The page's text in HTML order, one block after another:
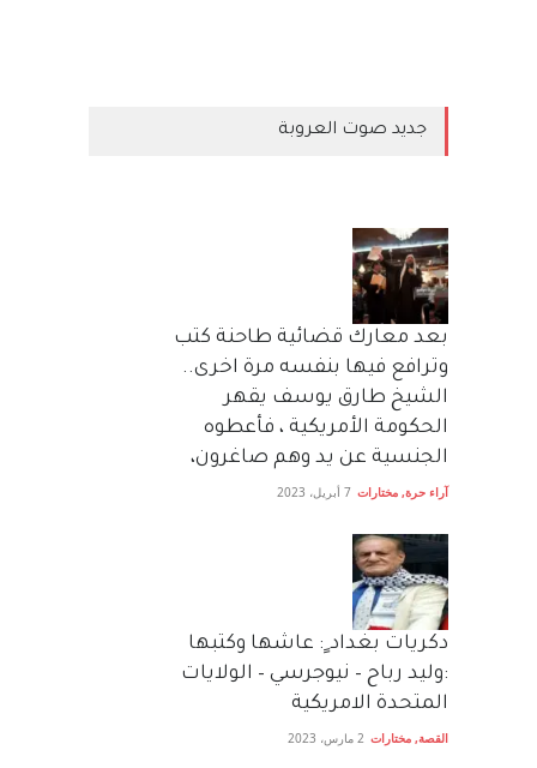
جديد صوت العروبة
بعد معارك قضائية طاحنة كتب
وترافع فيها بنفسه مرة اخرى..
الشيخ طارق يوسف يقهر
الحكومة الأمريكية ، فأعطوه
الجنسية عن يد وهم صاغرون،
آراء حرة, مختارات 7 أبريل، 2023
دكريات بغداد ٍ: عاشها وكتبها
:وليد رباح – نيوجرسي – الولايات
المتحدة الامريكية
القصة, مختارات 2 مارس، 2023